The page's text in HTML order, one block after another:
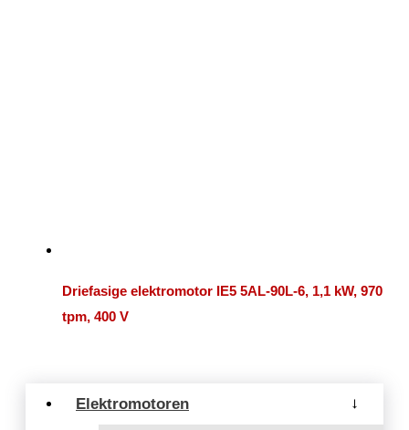
Elektromotoren →
Driefasige elektromotor IE5 5AL-90L-6, 1,1 kW, 970
tpm, 400 V